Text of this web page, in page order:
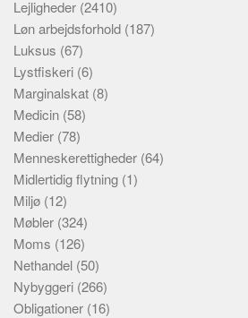
Lejligheder (2410)
Løn arbejdsforhold (187)
Luksus (67)
Lystfiskeri (6)
Marginalskat (8)
Medicin (58)
Medier (78)
Menneskerettigheder (64)
Midlertidig flytning (1)
Miljø (12)
Møbler (324)
Moms (126)
Nethandel (50)
Nybyggeri (266)
Obligationer (16)